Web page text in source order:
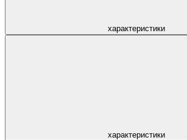
характеристики
характеристики